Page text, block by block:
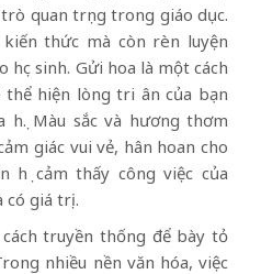
quan trọng trong giáo dục.
​​thức mà còn rèn luyện
học sinh. Gửi hoa là một cách
hiện lòng tri ân của bạn
Màu sắc và hương thơm
giác vui vẻ, hân hoan cho
họ cảm thấy công việc của
có giá trị.
truyền thống để bày tỏ
nhiều nền văn hóa, việc